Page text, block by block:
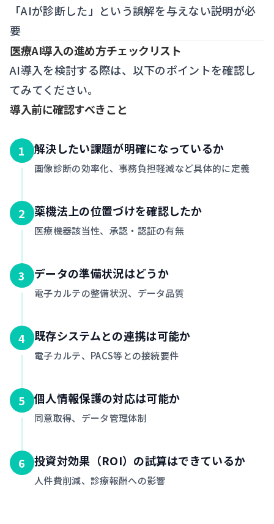
「AIが診断した」という誤解を与えない説明が必
要
医療AI導入の進め方チェックリスト
AI導入を検討する際は、以下のポイントを確認し
てみてください。
導入前に確認すべきこと
1 解決したい課題が明確になっているか
画像診断の効率化、事務負担軽減など具体的に定義
2 薬機法上の位置づけを確認したか
医療機器該当性、承認・認証の有無
3 データの準備状況はどうか
電子カルテの整備状況、データ品質
4 既存システムとの連携は可能か
電子カルテ、PACS等との接続要件
5 個人情報保護の対応は可能か
同意取得、データ管理体制
6 投資対効果（ROI）の試算はできているか
人件費削減、診療報酬への影響